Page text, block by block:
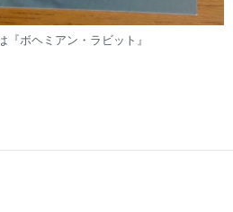
『ボヘミアン・ラビット』